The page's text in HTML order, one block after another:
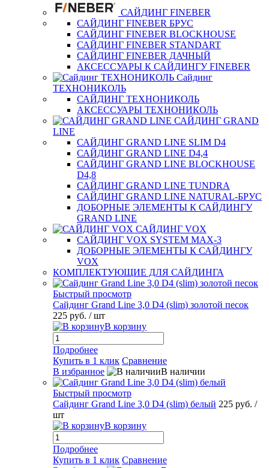
САЙДИНГ FINEBER
САЙДИНГ FINEBER БРУС
САЙДИНГ FINEBER BLOCKHOUSE
САЙДИНГ FINEBER STANDART
САЙДИНГ FINEBER ДАЧНЫЙ
АКСЕССУАРЫ К САЙДИНГУ FINEBER
Сайдинг
ТЕХНОНИКОЛЬ
САЙДИНГ ТЕХНОНИКОЛЬ
АКСЕССУАРЫ ТЕХНОНИКОЛЬ
САЙДИНГ GRAND
LINE
САЙДИНГ GRAND LINE SLIM D4
САЙДИНГ GRAND LINE D4,4
САЙДИНГ GRAND LINE BLOCKHOUSE
D4,8
САЙДИНГ GRAND LINE TUNDRA
САЙДИНГ GRAND LINE NATURAL-БРУС
ДОБОРНЫЕ ЭЛЕМЕНТЫ К САЙДИНГУ
GRAND LINE
САЙДИНГ VOX
САЙДИНГ VOX SYSTEM MAX-3
ДОБОРНЫЕ ЭЛЕМЕНТЫ К САЙДИНГУ
VOX
КОМПЛЕКТУЮЩИЕ ДЛЯ САЙДИНГА
Быстрый просмотр
Сайдинг Grand Line 3,0 D4 (slim) золотой песок
225 руб. / шт
В корзину
Подробнее
Купить в 1 клик Сравнение
В избранное
В наличии
Быстрый просмотр
Сайдинг Grand Line 3,0 D4 (slim) белый 225 руб. /
шт
В корзину
Подробнее
Купить в 1 клик Сравнение